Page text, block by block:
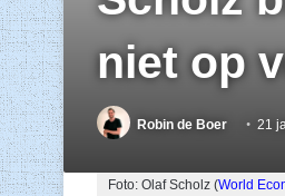
niet op
Robin de Boer 21
Foto: Olaf Scholz (World